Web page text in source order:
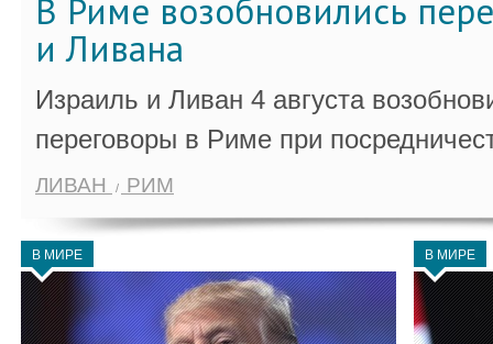
В Риме возобновились
и Ливана
Израиль и Ливан 4 августа
переговоры в Риме при
ЛИВАН РИМ
В МИРЕ В МИРЕ